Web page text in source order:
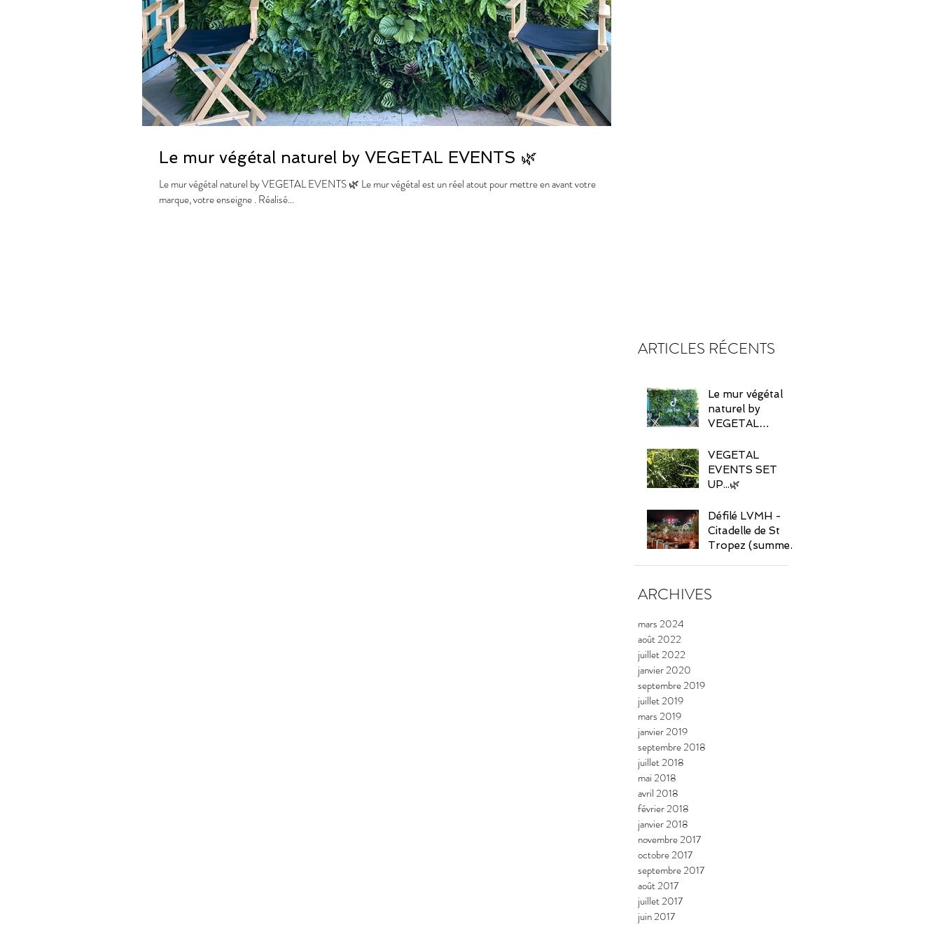
Le mur végétal naturel by VEGETAL EVENTS 🌿
Le mur végétal naturel by VEGETAL EVENTS 🌿 Le mur végétal est un réel atout pour mettre en avant votre
marque, votre enseigne . Réalisé...
ARTICLES RÉCENTS
Le mur végétal
naturel by
VEGETAL
VEGETAL
EVENTS SET
UP...🌿
Défilé LVMH -
Citadelle de St
Tropez (summer
ARCHIVES
mars 2024
août 2022
juillet 2022
janvier 2020
septembre 2019
juillet 2019
mars 2019
janvier 2019
septembre 2018
juillet 2018
mai 2018
avril 2018
février 2018
janvier 2018
novembre 2017
octobre 2017
septembre 2017
août 2017
juillet 2017
juin 2017